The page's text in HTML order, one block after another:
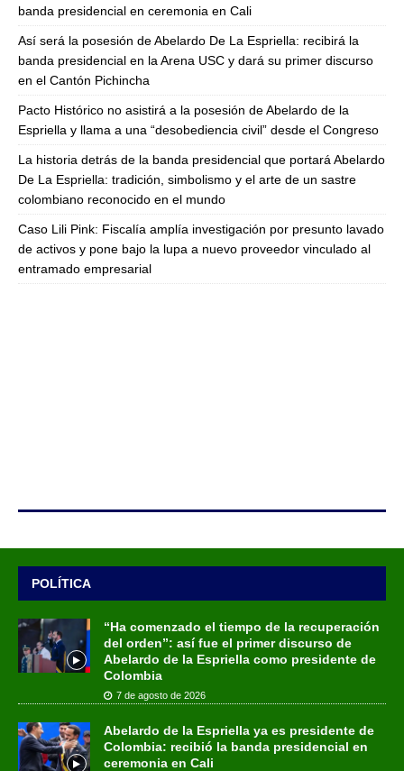
banda presidencial en ceremonia en Cali
Así será la posesión de Abelardo De La Espriella: recibirá la
banda presidencial en la Arena USC y dará su primer discurso
en el Cantón Pichincha
Pacto Histórico no asistirá a la posesión de Abelardo de la
Espriella y llama a una “desobediencia civil” desde el Congreso
La historia detrás de la banda presidencial que portará Abelardo
De La Espriella: tradición, simbolismo y el arte de un sastre
colombiano reconocido en el mundo
Caso Lili Pink: Fiscalía amplía investigación por presunto lavado
de activos y pone bajo la lupa a nuevo proveedor vinculado al
entramado empresarial
POLÍTICA
“Ha comenzado el tiempo de la recuperación
del orden”: así fue el primer discurso de
Abelardo de la Espriella como presidente de
Colombia
7 de agosto de 2026
Abelardo de la Espriella ya es presidente de
Colombia: recibió la banda presidencial en
ceremonia en Cali